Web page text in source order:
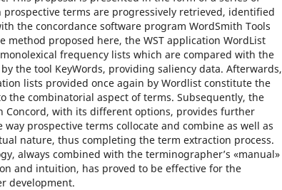
prospective terms are progressively retrieved, identified
the concordance software program WordSmith Tools
method proposed here, the WST application WordList
frequency lists which are compared with the
the tool KeyWords, providing saliency data. Afterwards,
lists provided once again by Wordlist constitute the
the combinatorial aspect of terms. Subsequently, the
Concord, with its different options, provides further
way prospective terms collocate and combine as well as
nature, thus completing the term extraction process.
always combined with the terminographer’s «manual»
and intuition, has proved to be effective for the
development.